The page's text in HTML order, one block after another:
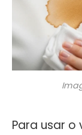
Para usar o